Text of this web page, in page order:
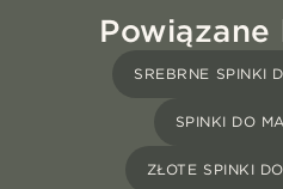
SREBRNE SPINKI
SPINKI DO
ZŁOTE SPINKI